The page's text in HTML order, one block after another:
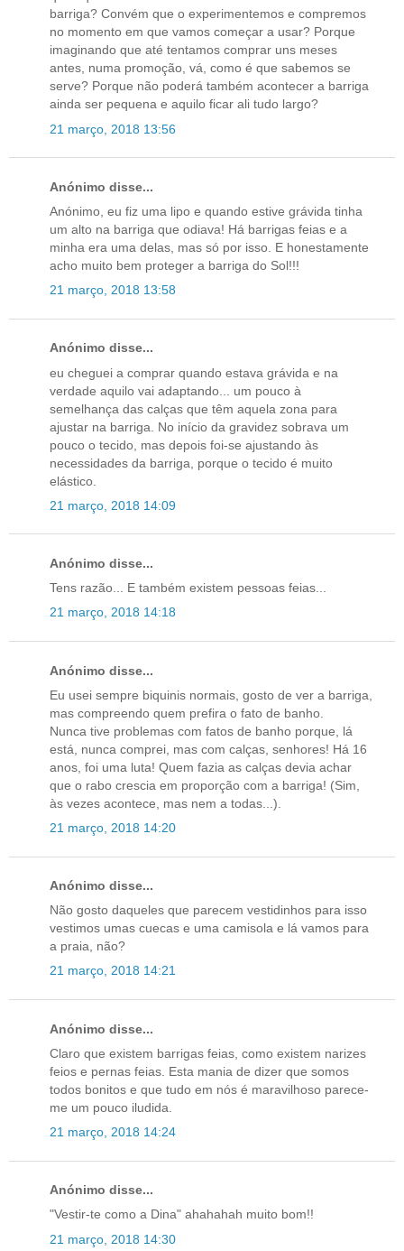
barriga? Convém que o experimentemos e compremos
no momento em que vamos começar a usar? Porque
imaginando que até tentamos comprar uns meses
antes, numa promoção, vá, como é que sabemos se
serve? Porque não poderá também acontecer a barriga
ainda ser pequena e aquilo ficar ali tudo largo?
21 março, 2018 13:56
Anónimo disse...
Anónimo, eu fiz uma lipo e quando estive grávida tinha
um alto na barriga que odiava! Há barrigas feias e a
minha era uma delas, mas só por isso. E honestamente
acho muito bem proteger a barriga do Sol!!!
21 março, 2018 13:58
Anónimo disse...
eu cheguei a comprar quando estava grávida e na
verdade aquilo vai adaptando... um pouco à
semelhança das calças que têm aquela zona para
ajustar na barriga. No início da gravidez sobrava um
pouco o tecido, mas depois foi-se ajustando às
necessidades da barriga, porque o tecido é muito
elástico.
21 março, 2018 14:09
Anónimo disse...
Tens razão... E também existem pessoas feias...
21 março, 2018 14:18
Anónimo disse...
Eu usei sempre biquinis normais, gosto de ver a barriga,
mas compreendo quem prefira o fato de banho.
Nunca tive problemas com fatos de banho porque, lá
está, nunca comprei, mas com calças, senhores! Há 16
anos, foi uma luta! Quem fazia as calças devia achar
que o rabo crescia em proporção com a barriga! (Sim,
às vezes acontece, mas nem a todas...).
21 março, 2018 14:20
Anónimo disse...
Não gosto daqueles que parecem vestidinhos para isso
vestimos umas cuecas e uma camisola e lá vamos para
a praia, não?
21 março, 2018 14:21
Anónimo disse...
Claro que existem barrigas feias, como existem narizes
feios e pernas feias. Esta mania de dizer que somos
todos bonitos e que tudo em nós é maravilhoso parece-
me um pouco iludida.
21 março, 2018 14:24
Anónimo disse...
"Vestir-te como a Dina" ahahahah muito bom!!
21 março, 2018 14:30